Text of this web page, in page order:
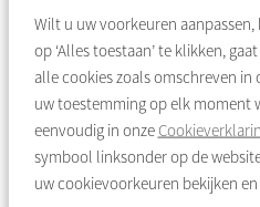
Wilt u uw voorkeuren aanpassen,
op ‘Alles toestaan’ te klikken,
alle cookies zoals omschreven in
uw toestemming op elk moment
eenvoudig in onze
symbool linksonder op de
uw cookievoorkeuren bekijken en
vijf. Er wonen hier veel oudere
je niet samen leuke dingen doen?”
Denkt u er weleens
verhuizen?
Rochdale heeft verschillende
huishoudens kunnen hiermee